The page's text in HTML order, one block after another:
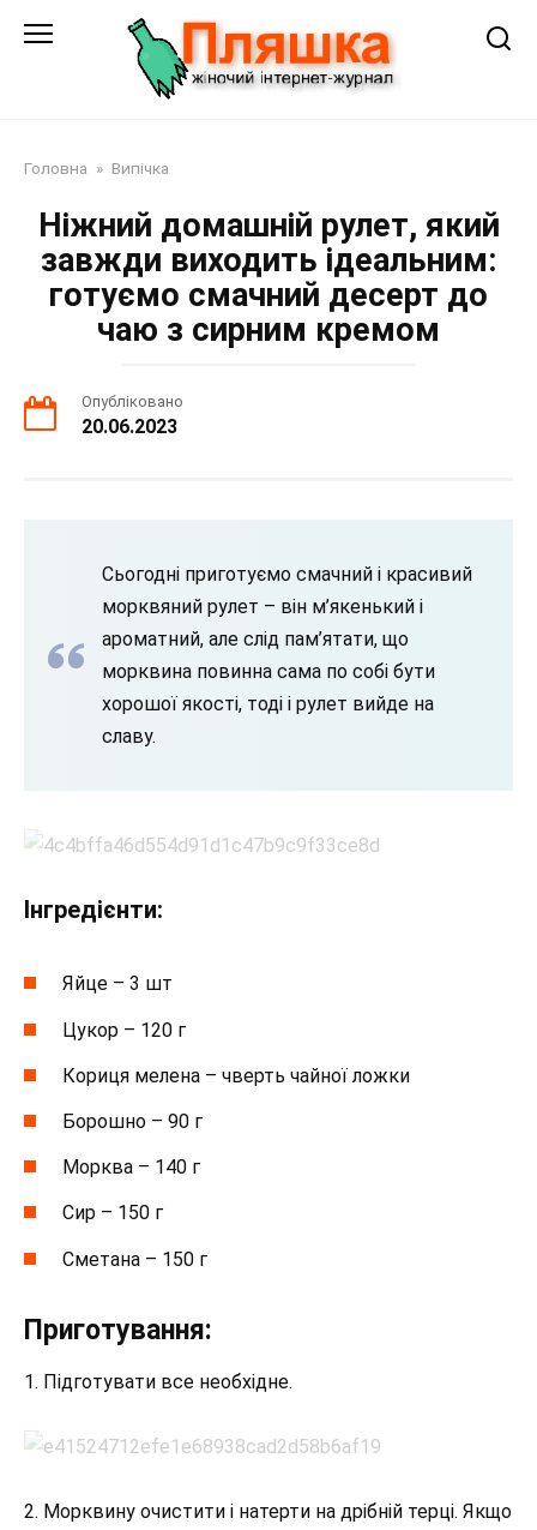
Головна » Випічка
Ніжний домашній рулет, який
завжди виходить ідеальним:
готуємо смачний десерт до
чаю з сирним кремом
Опубліковано
20.06.2023
Сьогодні приготуємо смачний і красивий
морквяний рулет – він м’якенький і
ароматний, але слід пам’ятати, що
морквина повинна сама по собі бути
хорошої якості, тоді і рулет вийде на
славу.
Інгредієнти:
Яйце – 3 шт
Цукор – 120 г
Кориця мелена – чверть чайної ложки
Борошно – 90 г
Морква – 140 г
Сир – 150 г
Сметана – 150 г
Приготування:
1. Підготувати все необхідне.
2. Морквину очистити і натерти на дрібній терці. Якщо